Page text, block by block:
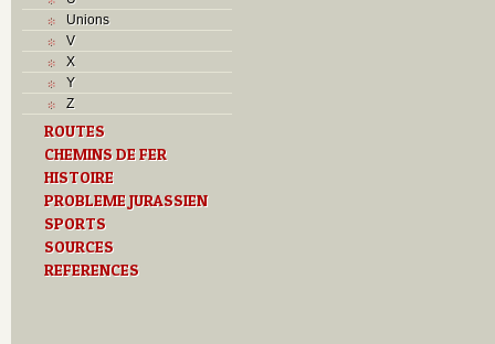
Unions
V
X
Y
Z
ROUTES
CHEMINS DE FER
HISTOIRE
PROBLEME JURASSIEN
SPORTS
SOURCES
REFERENCES